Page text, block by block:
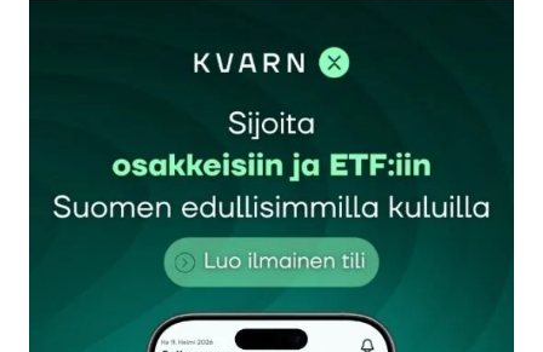
kirjautua
rekisteröityä
Sähköpostiosoitettasi ei julkaista.Pakolliset
kentät on merkitty*
Kommentti*